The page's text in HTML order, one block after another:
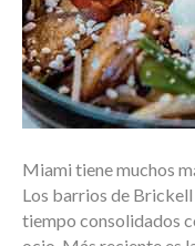
Miami tiene muchos
Los barrios de
tiempo consolidados